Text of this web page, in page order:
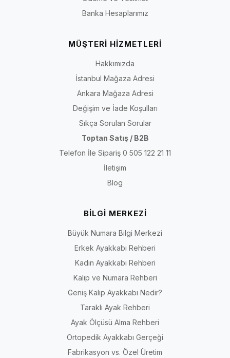
Banka Hesaplarımız
MÜŞTERİ HİZMETLERİ
Hakkımızda
İstanbul Mağaza Adresi
Ankara Mağaza Adresi
Değişim ve İade Koşulları
Sıkça Sorulan Sorular
Toptan Satış / B2B
Telefon İle Sipariş 0 505 122 21 11
İletişim
Blog
BİLGİ MERKEZİ
Büyük Numara Bilgi Merkezi
Erkek Ayakkabı Rehberi
Kadın Ayakkabı Rehberi
Kalıp ve Numara Rehberi
Geniş Kalıp Ayakkabı Nedir?
Taraklı Ayak Rehberi
Ayak Ölçüsü Alma Rehberi
Ortopedik Ayakkabı Gerçeği
Fabrikasyon vs. Özel Üretim